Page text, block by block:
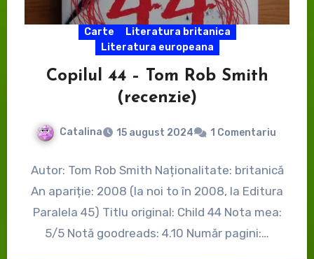
Carte
Literatura britanica
Literatura europeana
Copilul 44 – Tom Rob Smith
(recenzie)
Catalina 15 august 2024 1 Comentariu
Autor: Tom Rob Smith Naționalitate: britanică
An apariție: 2008 (la noi to în 2008, la Editura
Paralela 45) Titlu original: Child 44 Nota mea:
5/5 Notă goodreads: 4.10 Număr pagini:…